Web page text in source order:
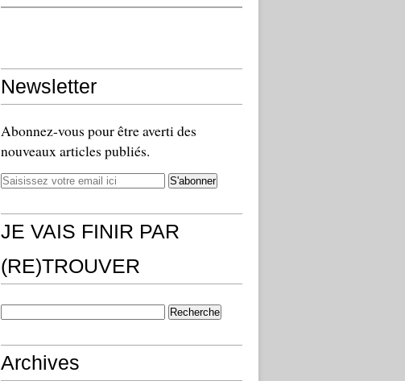
Newsletter
Abonnez-vous pour être averti des
nouveaux articles publiés.
JE VAIS FINIR PAR
(RE)TROUVER
Archives